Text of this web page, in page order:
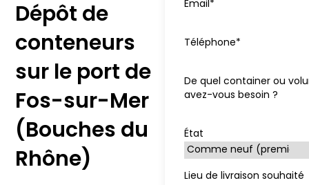
Dépôt de
conteneurs
sur le port de
Fos-sur-Mer
(Bouches du
Rhône)
Email*
Téléphone*
De quel container ou
avez-vous besoin ?
État
Lieu de livraison souhaité